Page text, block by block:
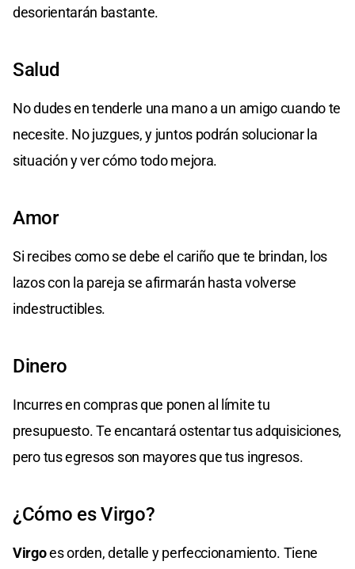
desorientarán bastante.
Salud
No dudes en tenderle una mano a un amigo cuando te
necesite. No juzgues, y juntos podrán solucionar la
situación y ver cómo todo mejora.
Amor
Si recibes como se debe el cariño que te brindan, los
lazos con la pareja se afirmarán hasta volverse
indestructibles.
Dinero
Incurres en compras que ponen al límite tu
presupuesto. Te encantará ostentar tus adquisiciones,
pero tus egresos son mayores que tus ingresos.
¿Cómo es Virgo?
Virgoes orden, detalle y perfeccionamiento. Tiene